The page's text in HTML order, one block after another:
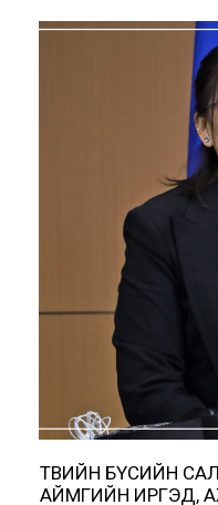
ТӨВИЙН БҮСИЙН
АЙМГИЙН ИРГЭД,